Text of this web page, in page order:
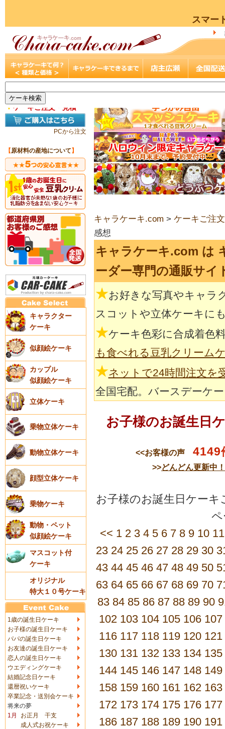
スマー
▼ケーキご注文・見積
PCから注文
【原材料の産地について 】
キャラクター
ケーキ
似顔絵ケーキ
カップル
似顔絵ケーキ
立体ケーキ
乗物立体ケーキ
動物立体ケーキ
顔型立体ケーキ
乗物ケーキ
動物・ペット
似顔絵ケーキ
マスコット付
ケーキ
オリジナル
特大１０号ケーキ
1歳の誕生日ケーキ
お子様の誕生日ケーキ
パパの誕生日ケーキ
お友達の誕生日ケーキ
恋人の誕生日ケーキ
ウエディングケーキ
結婚記念日ケーキ
還暦祝いケーキ
卒業記念・送別会ケーキ
将来の夢
1月
お正月 干支
成人式お祝ケーキ
キャラケーキ.com > ケーキご注
感想
キャラケーキ.com は
ーダー専門の通販サイ
★お好きな写真やキャラ
スコットや立体ケーキに
★ケーキ色彩に合成着色
も食べれる豆乳クリーム
★ネットで24時間注文を
全国宅配。バースデーケ
お子様のお誕生日
<<お客様の声 4149
>>どんどん更新中
お子様のお誕生日ケーキ
<< 1 2 3 4 5 6 7 8 9 10 11
23 24 25 26 27 28 29 30
43 44 45 46 47 48 49 50
63 64 65 66 67 68 69 70
83 84 85 86 87 88 89 90
102 103 104 105 106 107
116 117 118 119 120 121
130 131 132 133 134 135
144 145 146 147 148 149
158 159 160 161 162 163
172 173 174 175 176 177
186 187 188 189 190 191